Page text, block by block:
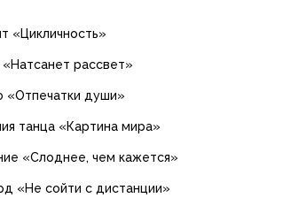
«Цикличность»
«Натсанет рассвет»
«Отпечатки души»
танца «Картина мира»
«Слоднее, чем кажется»
«Не сойти с дистанции»